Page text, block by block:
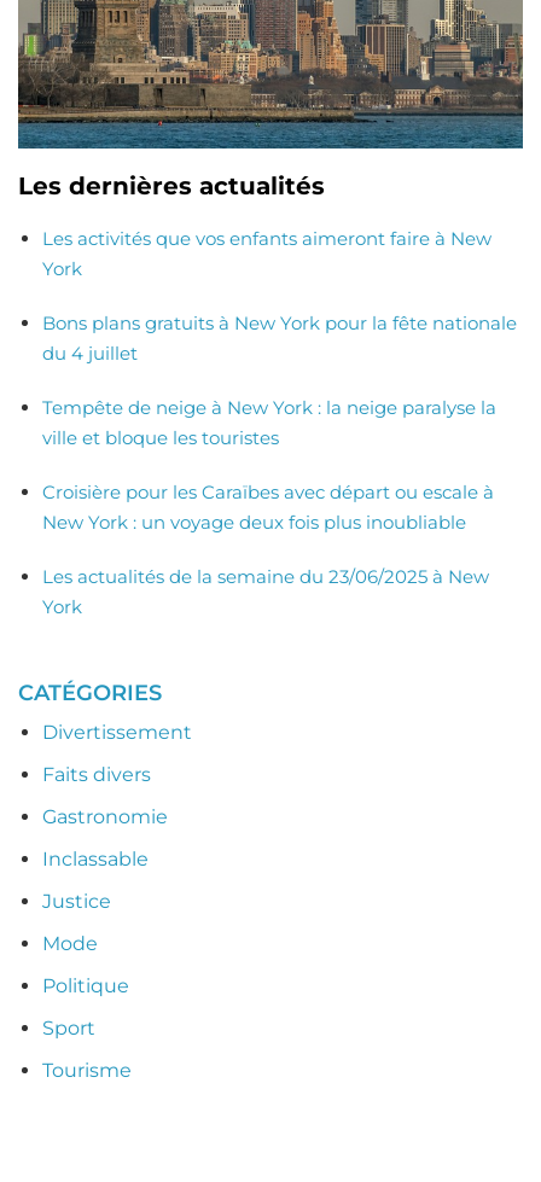
Les dernières actualités
Les activités que vos enfants aimeront faire à New
York
Bons plans gratuits à New York pour la fête nationale
du 4 juillet
Tempête de neige à New York : la neige paralyse la
ville et bloque les touristes
Croisière pour les Caraïbes avec départ ou escale à
New York : un voyage deux fois plus inoubliable
Les actualités de la semaine du 23/06/2025 à New
York
CATÉGORIES
Divertissement
Faits divers
Gastronomie
Inclassable
Justice
Mode
Politique
Sport
Tourisme